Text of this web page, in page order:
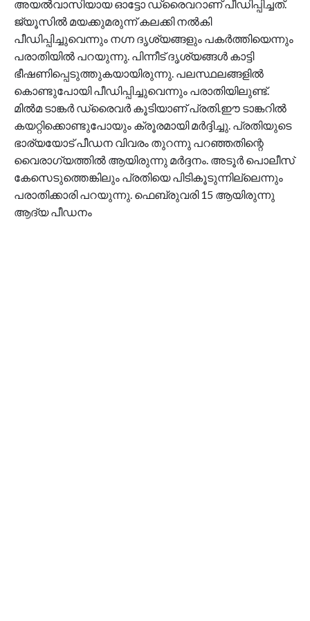
അയൽവാസിയായ ഓട്ടോ ഡ്രൈവറാണ് പീഡിപ്പിച്ചത്.
ജ്യൂസിൽ മയക്കുമരുന്ന് കലക്കി നൽകി
പീഡിപ്പിച്ചുവെന്നും നഗ്ന ദൃശ്യങ്ങളും പകർത്തിയെന്നും
പരാതിയിൽ പറയുന്നു. പിന്നീട് ദൃശ്യങ്ങൾ കാട്ടി
ഭീഷണിപ്പെടുത്തുകയായിരുന്നു. പലസ്ഥലങ്ങളിൽ
കൊണ്ടുപോയി പീഡിപ്പിച്ചുവെന്നും പരാതിയിലുണ്ട്.
മിൽമ ടാങ്കർ ഡ്രൈവർ കൂടിയാണ് പ്രതി.ഈ ടാങ്കറിൽ
കയറ്റിക്കൊണ്ടുപോയും ക്രൂരമായി മർദ്ദിച്ചു. പ്രതിയുടെ
ഭാര്യയോട് പീഡന വിവരം തുറന്നു പറഞ്ഞതിന്റെ
വൈരാഗ്യത്തിൽ ആയിരുന്നു മർദ്ദനം. അടൂർ പൊലീസ്
കേസെടുത്തെങ്കിലും പ്രതിയെ പിടികൂടുന്നില്ലെന്നും
പരാതിക്കാരി പറയുന്നു. ഫെബ്രുവരി 15 ആയിരുന്നു
ആദ്യ പീഡനം